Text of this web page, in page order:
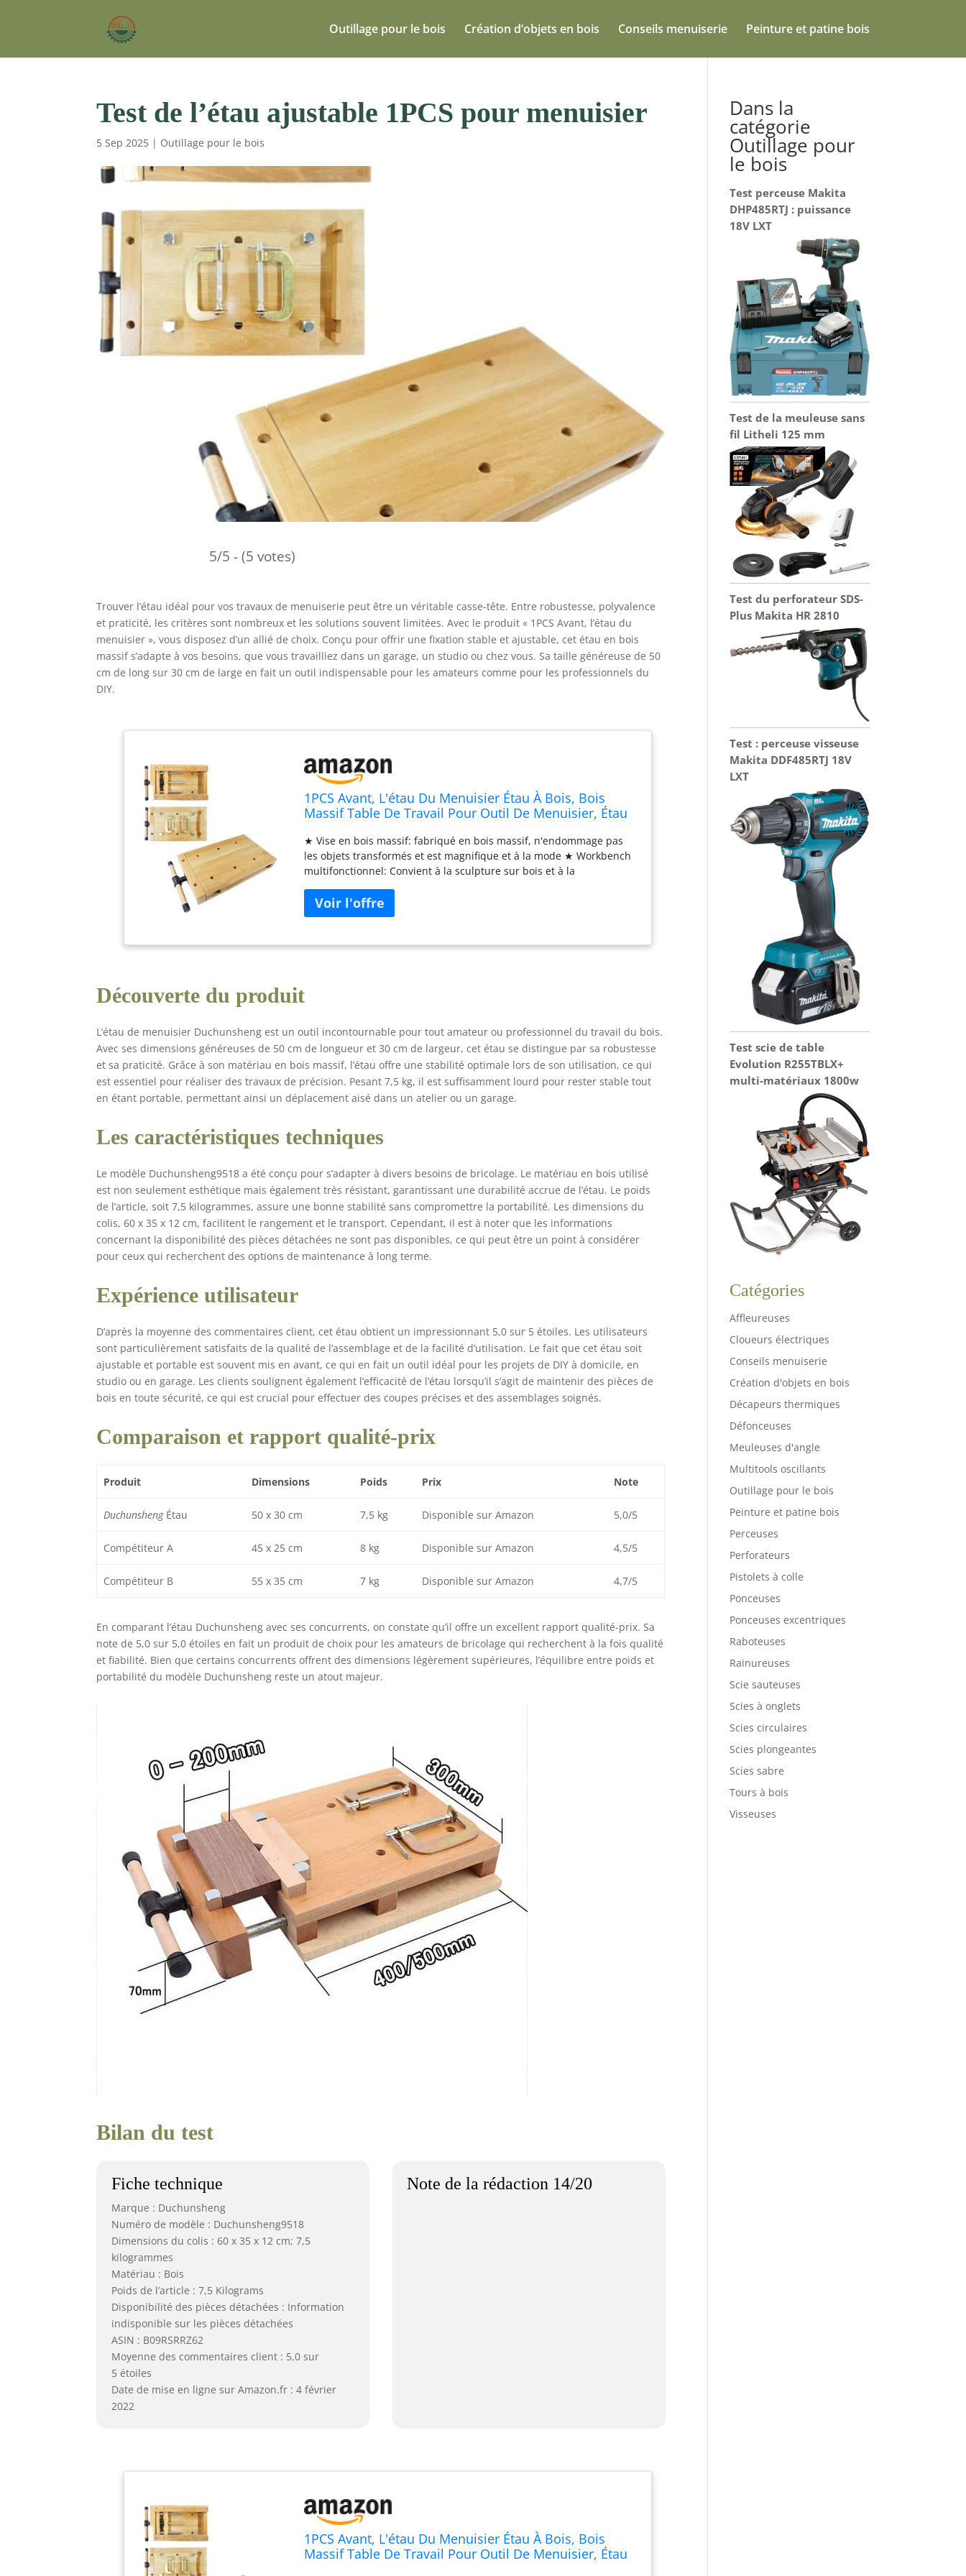
Outillage pour le bois Création d’objets en bois Conseils menuiserie Peinture et patine bois
Test de l’étau ajustable 1PCS pour menuisier
5 Sep 2025 | Outillage pour le bois
5/5 - (5 votes)
Trouver l’étau idéal pour vos travaux de menuiserie peut être un véritable casse-tête. Entre robustesse, polyvalence
et praticité, les critères sont nombreux et les solutions souvent limitées. Avec le produit « 1PCS Avant, l’étau du
menuisier », vous disposez d’un allié de choix. Conçu pour offrir une fixation stable et ajustable, cet étau en bois
massif s’adapte à vos besoins, que vous travailliez dans un garage, un studio ou chez vous. Sa taille généreuse de 50
cm de long sur 30 cm de large en fait un outil indispensable pour les amateurs comme pour les professionnels du
DIY.
1PCS Avant, L'étau Du Menuisier Étau À Bois, Bois
Massif Table De Travail Pour Outil De Menuisier, Étau
Domicile ( Size : L 50cm W 30cm )
★ Vise en bois massif: fabriqué en bois massif, n'endommage pas
les objets transformés et est magnifique et à la mode ★ Workbench
multifonctionnel: Convient à la sculpture sur bois et à la
transformation en métal, avec une surface lisse et un excellent
sentiment de main ★ Convient au travail du bois DIY Utilisation: Peut
être utilisé pour couper, polir, polir, gravure, traitement, fixation,
pas besoin d'installer, opération simple ★ Grand étage de bureau: la
Découverte du produit
L’étau de menuisier Duchunsheng est un outil incontournable pour tout amateur ou professionnel du travail du bois.
Avec ses dimensions généreuses de 50 cm de longueur et 30 cm de largeur, cet étau se distingue par sa robustesse
et sa praticité. Grâce à son matériau en bois massif, l’étau offre une stabilité optimale lors de son utilisation, ce qui
est essentiel pour réaliser des travaux de précision. Pesant 7,5 kg, il est suffisamment lourd pour rester stable tout
en étant portable, permettant ainsi un déplacement aisé dans un atelier ou un garage.
Les caractéristiques techniques
Le modèle Duchunsheng9518 a été conçu pour s’adapter à divers besoins de bricolage. Le matériau en bois utilisé
est non seulement esthétique mais également très résistant, garantissant une durabilité accrue de l’étau. Le poids
de l’article, soit 7,5 kilogrammes, assure une bonne stabilité sans compromettre la portabilité. Les dimensions du
colis, 60 x 35 x 12 cm, facilitent le rangement et le transport. Cependant, il est à noter que les informations
concernant la disponibilité des pièces détachées ne sont pas disponibles, ce qui peut être un point à considérer
pour ceux qui recherchent des options de maintenance à long terme.
Expérience utilisateur
D’après la moyenne des commentaires client, cet étau obtient un impressionnant 5,0 sur 5 étoiles. Les utilisateurs
sont particulièrement satisfaits de la qualité de l’assemblage et de la facilité d’utilisation. Le fait que cet étau soit
ajustable et portable est souvent mis en avant, ce qui en fait un outil idéal pour les projets de DIY à domicile, en
studio ou en garage. Les clients soulignent également l’efficacité de l’étau lorsqu’il s’agit de maintenir des pièces de
bois en toute sécurité, ce qui est crucial pour effectuer des coupes précises et des assemblages soignés.
Comparaison et rapport qualité-prix
Produit Dimensions Poids Prix Note
DuchunshengÉtau 50 x 30 cm 7,5 kg Disponible sur Amazon 5,0/5
Compétiteur A 45 x 25 cm 8 kg Disponible sur Amazon 4,5/5
Compétiteur B 55 x 35 cm 7 kg Disponible sur Amazon 4,7/5
En comparant l’étau Duchunsheng avec ses concurrents, on constate qu’il offre un excellent rapport qualité-prix. Sa
note de 5,0 sur 5,0 étoiles en fait un produit de choix pour les amateurs de bricolage qui recherchent à la fois qualité
et fiabilité. Bien que certains concurrents offrent des dimensions légèrement supérieures, l’équilibre entre poids et
portabilité du modèle Duchunsheng reste un atout majeur.
Bilan du test
Fiche technique
Marque : Duchunsheng
Numéro de modèle : Duchunsheng9518
Dimensions du colis : 60 x 35 x 12 cm; 7,5
kilogrammes
Matériau : Bois
Poids de l’article : 7,5 Kilograms
Disponibilité des pièces détachées : Information
indisponible sur les pièces détachées
ASIN : B09RSRRZ62
Moyenne des commentaires client : 5,0 sur
5 étoiles
Date de mise en ligne sur Amazon.fr : 4 février
2022
Note de la rédaction 14/20
1PCS Avant, L'étau Du Menuisier Étau À Bois, Bois
Massif Table De Travail Pour Outil De Menuisier, Étau
Dans la
catégorie
Outillage pour
le bois
Test perceuse Makita
DHP485RTJ : puissance
18V LXT
Test de la meuleuse sans
fil Litheli 125 mm
Test du perforateur SDS-
Plus Makita HR 2810
Test : perceuse visseuse
Makita DDF485RTJ 18V
LXT
Test scie de table
Evolution R255TBLX+
multi-matériaux 1800w
Catégories
Affleureuses
Cloueurs électriques
Conseils menuiserie
Création d'objets en bois
Décapeurs thermiques
Défonceuses
Meuleuses d'angle
Multitools oscillants
Outillage pour le bois
Peinture et patine bois
Perceuses
Perforateurs
Pistolets à colle
Ponceuses
Ponceuses excentriques
Raboteuses
Rainureuses
Scie sauteuses
Scies à onglets
Scies circulaires
Scies plongeantes
Scies sabre
Tours à bois
Visseuses